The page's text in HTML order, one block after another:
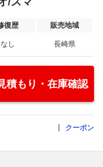
復歴 販売地域
なし 長崎県
積もり・在庫確認
クーポン